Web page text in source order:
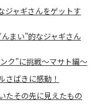
ジャギさんをゲットす
まい”的なジャギさん
ク”に挑戦〜マサト編〜
さばきに感動！
たその先に見えたもの